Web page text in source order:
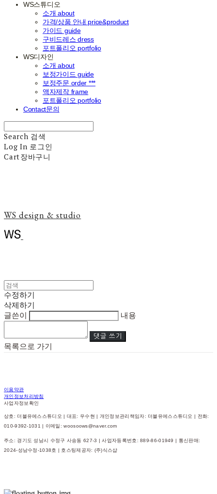
WS스튜디오
소개 about
가격/상품 안내 price&product
가이드 guide
구비드레스 dress
포트폴리오 portfolio
WS디자인
소개 about
보정가이드 guide
보정주문 order ***
액자제작 frame
포트폴리오 portfolio
Contact문의
Search 검색
Log In 로그인
Cart장바구니
WS design & studio
수정하기
삭제하기
글쓴이
내용
댓글 쓰기
목록으로 가기
이용약관
개인정보처리방침
사업자정보확인
상호: 더블유에스스튜디오 | 대표: 우수현 | 개인정보관리책임자: 더블유에스스튜디오 | 전화:
010-9392-1031 | 이메일: woosoows@naver.com
주소: 경기도 성남시 수정구 사송동 627-3 | 사업자등록번호:889-86-01949 | 통신판매:
2024-성남수정-1038호 | 호스팅제공자: (주)식스샵